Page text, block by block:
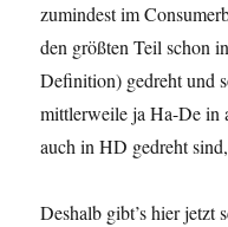
zumindest im
den größten Teil schon
Definition) gedreht und
mittlerweile ja Ha-De
auch in HD gedreht
Deshalb gibt’s hier jetzt